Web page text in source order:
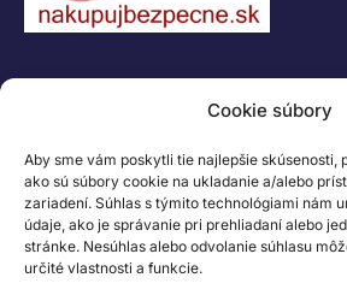
Cookie súbory
Aby sme vám poskytli tie najlepšie skúsenosti,
ako sú súbory cookie na ukladanie a/alebo
zariadení. Súhlas s týmito technológiami nám
údaje, ako je správanie pri prehliadaní alebo
stránke. Nesúhlas alebo odvolanie súhlasu
určité vlastnosti a funkcie.
MINDSTORMS a MIXELS sú ochranné známky
LEGO Group. Všetky práva